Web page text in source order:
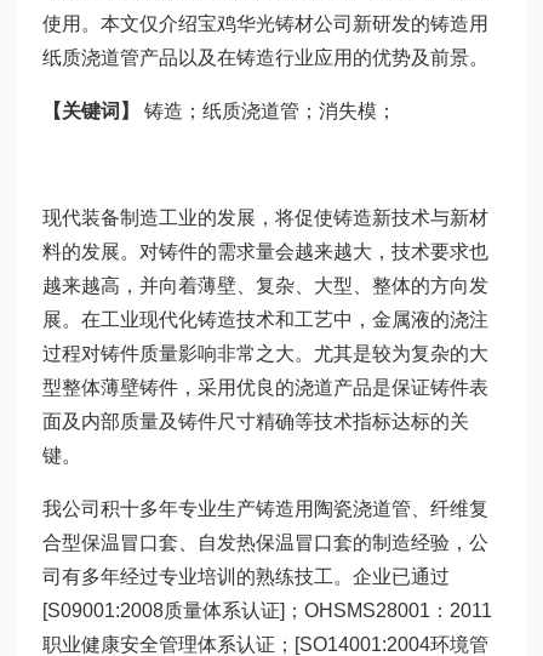
使用。本文仅介绍宝鸡华光铸材公司新研发的铸造用
纸质浇道管产品以及在铸造行业应用的优势及前景。
【关键词】 铸造；纸质浇道管；消失模；
现代装备制造工业的发展，将促使铸造新技术与新材
料的发展。对铸件的需求量会越来越大，技术要求也
越来越高，并向着薄壁、复杂、大型、整体的方向发
展。在工业现代化铸造技术和工艺中，金属液的浇注
过程对铸件质量影响非常之大。尤其是较为复杂的大
型整体薄壁铸件，采用优良的浇道产品是保证铸件表
面及内部质量及铸件尺寸精确等技术指标达标的关
键。
我公司积十多年专业生产铸造用陶瓷浇道管、纤维复
合型保温冒口套、自发热保温冒口套的制造经验，公
司有多年经过专业培训的熟练技工。企业已通过
[S09001:2008质量体系认证]；OHSMS28001：2011
职业健康安全管理体系认证；[SO14001:2004环境管